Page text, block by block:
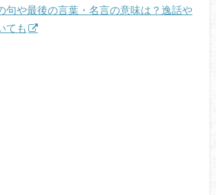
句や最後の言葉・名言の意味は？逸話や
ても